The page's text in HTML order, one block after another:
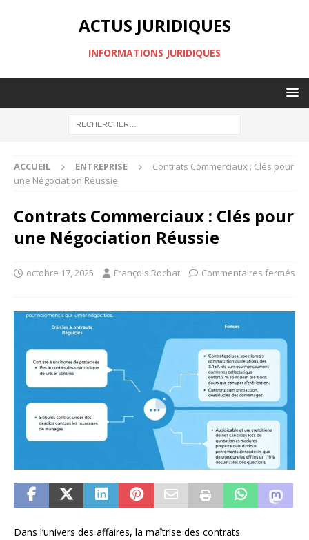
ACTUS JURIDIQUES
INFORMATIONS JURIDIQUES
ACCUEIL ENTREPRISE
Contrats Commerciaux : Clés pour
une Négociation Réussie
Contrats Commerciaux : Clés pour
une Négociation Réussie
octobre 17, 2025 François Rochat Commentaires fermés
Dans l’univers des affaires, la maîtrise des contrats